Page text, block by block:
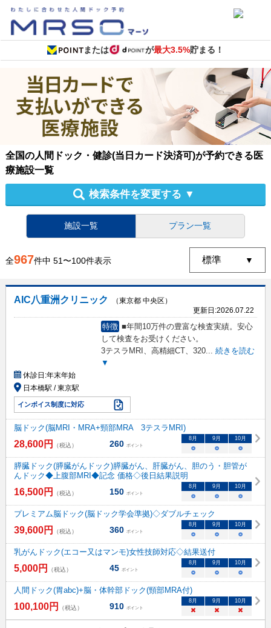
または が最大3.5%貯まる！
全国の人間ドック・健診(当日カード決済可)が予約できる 医
療施設一覧
検索条件を変更する ▼
施設一覧 プラン一覧
全967件中 51〜100件表示
AIC八重洲クリニック
（東京都 中央区）
更新日:2026.07.22
特徴 ■年間10万件の豊富な検査実績。安心
して検査をお受けください。
3テスラMRI、高精細CT、320... 続きを読む
▼
休診日:年末年始
日本橋駅 / 東京駅
インボイス制度に対応
脳ドック(脳MRI・MRA+頸部MRA 3テスラMRI)
28,600円 （税込） 260 ポイント
8月 9月 10月
○ ○ ○
膵臓ドック(膵臓がんドック)膵臓がん、肝臓がん、胆のう・胆管が
んドック◆上腹部MRI◆記念 価格◇後日結果説明
16,500円 （税込） 150 ポイント
8月 9月 10月
○ ○ ○
プレミアム脳ドック(脳ドック学会準拠)◇ダブルチェック
39,600円 （税込） 360 ポイント
8月 9月 10月
○ ○ ○
乳がんドック(エコー又はマンモ)女性技師対応◇結果送付
5,000円 （税込） 45 ポイント
8月 9月 10月
○ ○ ○
人間ドック(胃abc)+脳・体幹部ドック(頸部MRA付)
100,100円 （税込） 910 ポイント
8月 9月 10月
× × ×